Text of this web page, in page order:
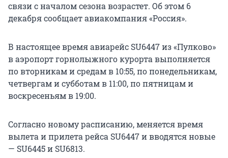
связи с началом сезона возрастет. Об этом 6
декабря сообщает авиакомпания «Россия».
В настоящее время авиарейс SU6447 из «Пулково»
в аэропорт горнолыжного курорта выполняется
по вторникам и средам в 10:55, по понедельникам,
четвергам и субботам в 11:00, по пятницам и
воскресеньям в 19:00.
Согласно новому расписанию, меняется время
вылета и прилета рейса SU6447 и вводятся новые
— SU6445 и SU6813.